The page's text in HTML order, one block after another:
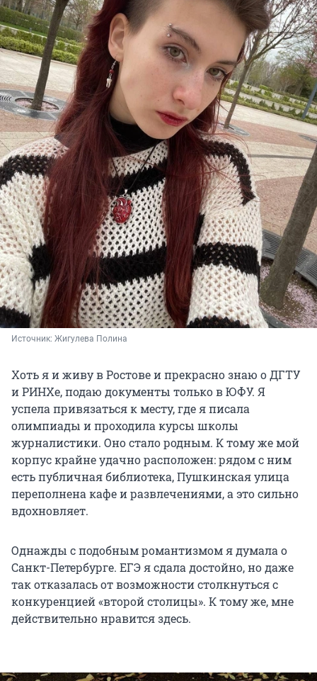
Источник: Жигулева Полина
Хоть я и живу в Ростове и прекрасно знаю о ДГТУ
и РИНХе, подаю документы только в ЮФУ. Я
успела привязаться к месту, где я писала
олимпиады и проходила курсы школы
журналистики. Оно стало родным. К тому же мой
корпус крайне удачно расположен: рядом с ним
есть публичная библиотека, Пушкинская улица
переполнена кафе и развлечениями, а это сильно
вдохновляет.
Однажды с подобным романтизмом я думала о
Санкт-Петербурге. ЕГЭ я сдала достойно, но даже
так отказалась от возможности столкнуться с
конкуренцией «второй столицы». К тому же, мне
действительно нравится здесь.